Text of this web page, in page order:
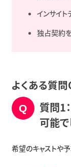
インサイ
独占契約
よくある質
質問1
可能で
希望のキャストや